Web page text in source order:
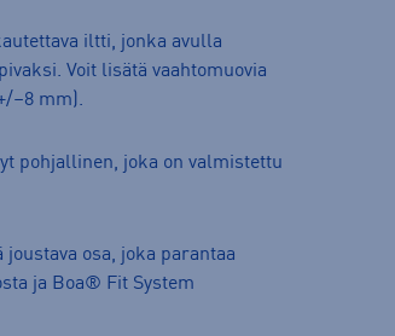
iltti, jonka avulla
Voit lisätä vaahtomuovia
–8 mm).
pohjallinen, joka on valmistettu
joustava osa, joka parantaa
ja Boa® Fit System